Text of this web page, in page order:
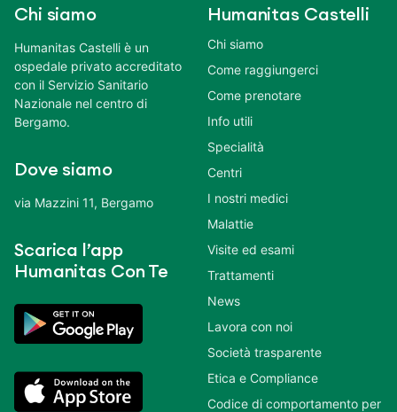
Chi siamo
Humanitas Castelli è un
ospedale privato accreditato
con il Servizio Sanitario
Nazionale nel centro di
Bergamo.
Dove siamo
via Mazzini 11, Bergamo
Scarica l’app
Humanitas Con Te
Humanitas Castelli
Chi siamo
Come raggiungerci
Come prenotare
Info utili
Specialità
Centri
I nostri medici
Malattie
Visite ed esami
Trattamenti
News
Lavora con noi
Società trasparente
Etica e Compliance
Codice di comportamento per